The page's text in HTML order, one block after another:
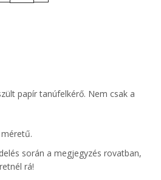
papír tanúfelkérő. Nem csak a
során a megjegyzés rovatban,
rá!